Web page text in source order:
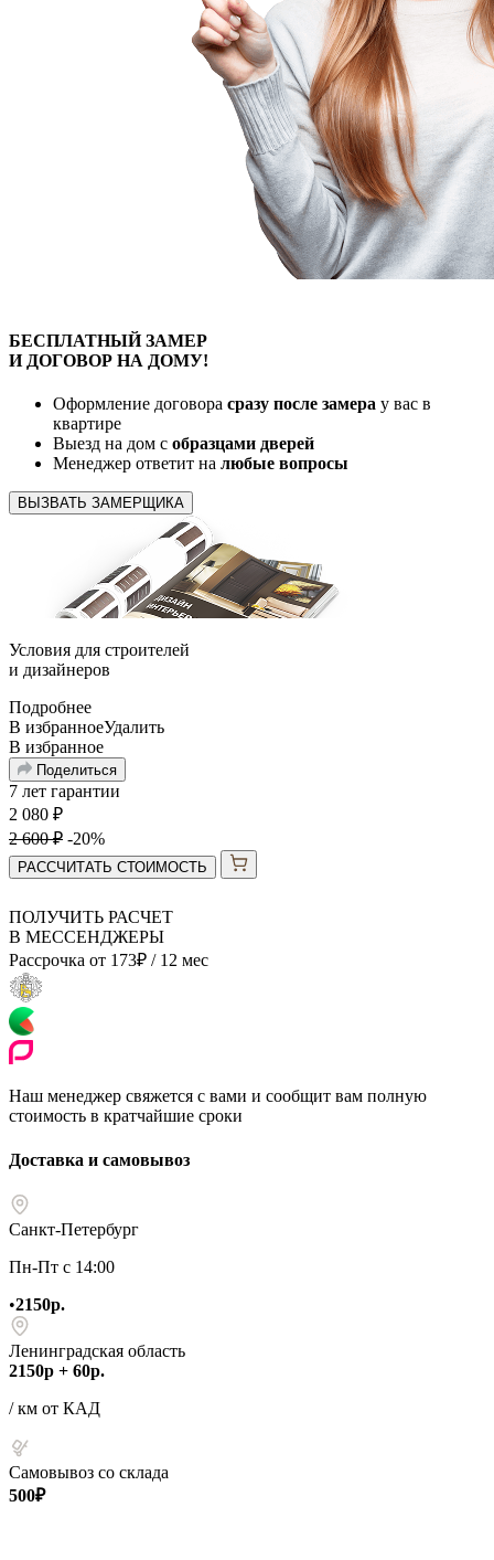
БЕСПЛАТНЫЙЗАМЕР
И ДОГОВОР НА ДОМУ!
Оформление договора сразу после замера у вас в
квартире
Выезд на дом с образцами дверей
Менеджер ответит на любые вопросы
ВЫЗВАТЬ ЗАМЕРЩИКА
Условия для строителей
и дизайнеров
Подробнее
В избранноеУдалить
В избранное
Поделиться
7 лет гарантии
2 080 ₽
2 600₽ -20%
РАССЧИТАТЬ СТОИМОСТЬ
ПОЛУЧИТЬ РАСЧЕТ
В МЕССЕНДЖЕРЫ
Рассрочка от 173₽ / 12 мес
Наш менеджер свяжется с вами и сообщит вам полную
стоимость в кратчайшие сроки
Доставка и самовывоз
Санкт-Петербург
Пн-Пт с 14:00
•2150р.
Ленинградская область
2150р + 60р.
/ км от КАД
Самовывоз со склада
500₽